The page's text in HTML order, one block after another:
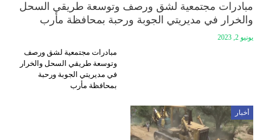
مبادرات مجتمعية لشق ورصف وتوسعة طريقي السحل
والخرار في مديريتي الجوبة ورحبة بمحافظة مأرب
يونيو 2, 2023
مبادرات مجتمعية لشق ورصف
وتوسعة طريقي السحل والخرار
في مديريتي الجوبة ورحبة
بمحافظة مأرب
أخبار